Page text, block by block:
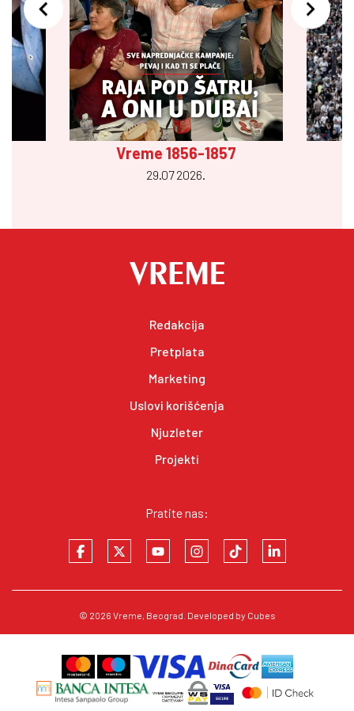
Vreme 1856-1857
29.07 2026.
Redakcija
Pretplata
Marketing
Uslovi korišćenja
Njuzleter
Projekti
Pratite nas:
© 2026 Vreme, Beograd. Developed by Cubes